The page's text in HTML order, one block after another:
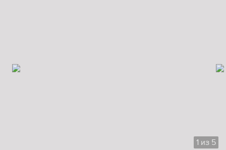
1 из 5